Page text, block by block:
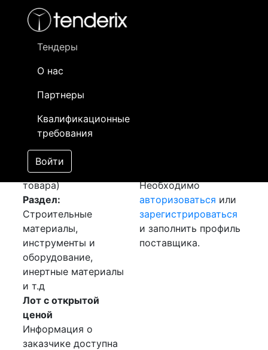
Тендеры
О нас
Партнеры
Квалификационные
требования
Войти
- активный лот
- сохраненный лот (не опубликован)
Закуп: Бетон
[Завершен]
Победитель выбран
Лот №:6608
АУКЦИОН (покупка
товара)
Раздел:
Строительные
материалы,
инструменты и
оборудование,
инертные материалы
и т.д
Лот с открытой
ценой
Информация о
заказчике доступна
Необходимо
авторизоваться или
зарегистрироваться
и заполнить профиль
поставщика.